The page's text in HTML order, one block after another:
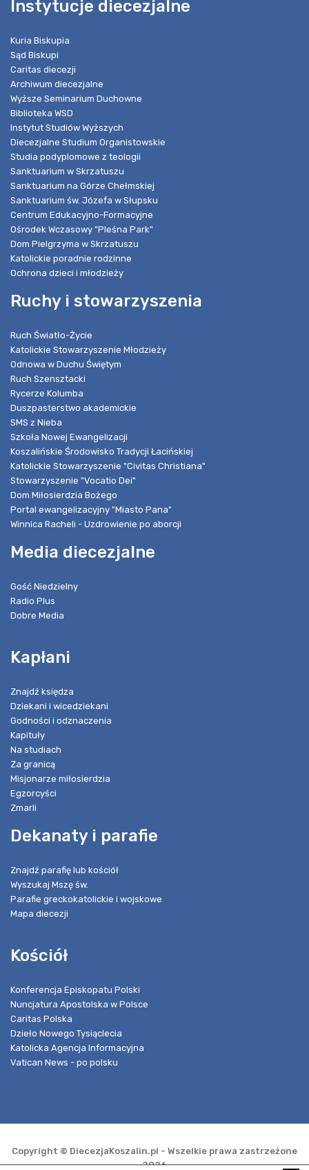
Instytucje diecezjalne
Kuria Biskupia
Sąd Biskupi
Caritas diecezji
Archiwum diecezjalne
Wyższe Seminarium Duchowne
Biblioteka WSD
Instytut Studiów Wyższych
Diecezjalne Studium Organistowskie
Studia podyplomowe z teologii
Sanktuarium w Skrzatuszu
Sanktuarium na Górze Chełmskiej
Sanktuarium św. Józefa w Słupsku
Centrum Edukacyjno-Formacyjne
Ośrodek Wczasowy "Pleśna Park"
Dom Pielgrzyma w Skrzatuszu
Katolickie poradnie rodzinne
Ochrona dzieci i młodzieży
Ruchy i stowarzyszenia
Ruch Światło-Życie
Katolickie Stowarzyszenie Młodzieży
Odnowa w Duchu Świętym
Ruch Szensztacki
Rycerze Kolumba
Duszpasterstwo akademickie
SMS z Nieba
Szkoła Nowej Ewangelizacji
Koszalińskie Środowisko Tradycji Łacińskiej
Katolickie Stowarzyszenie "Civitas Christiana"
Stowarzyszenie "Vocatio Dei"
Dom Miłosierdzia Bożego
Portal ewangelizacyjny "Miasto Pana"
Winnica Racheli - Uzdrowienie po aborcji
Media diecezjalne
Gość Niedzielny
Radio Plus
Dobre Media
Kapłani
Znajdź księdza
Dziekani i wicedziekani
Godności i odznaczenia
Kapituły
Na studiach
Za granicą
Misjonarze miłosierdzia
Egzorcyści
Zmarli
Dekanaty i parafie
Znajdź parafię lub kościół
Wyszukaj Mszę św.
Parafie greckokatolickie i wojskowe
Mapa diecezji
Kościół
Konferencja Episkopatu Polski
Nuncjatura Apostolska w Polsce
Caritas Polska
Dzieło Nowego Tysiąclecia
Katolicka Agencja Informacyjna
Vatican News - po polsku
Copyright © DiecezjaKoszalin.pl - Wszelkie prawa zastrzeżone
2026